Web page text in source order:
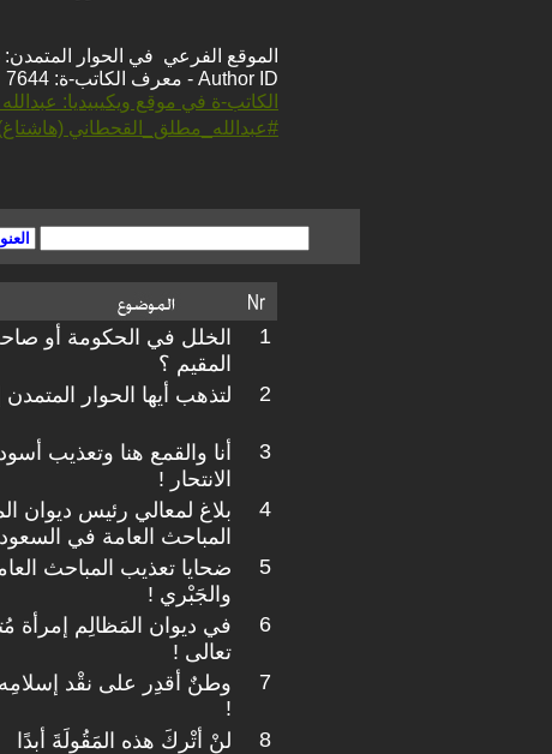
الموقع الفرعي في الحوار المتمدن: https://www.ahewar.org/m.asp?i=7644
Author ID - معرف الكاتب-ة: 7644
الكاتب-ة في موقع ويكيبيديا:
#عبدالله_مطلق_القحطاني
الخلل في الحكومة أو
المقيم ؟
1
لتذهب أيها الحوار 2
أنا والقمع هنا وتعذيب
الانتحار !
3
بلاغ لمعالي رئيس ديوان
المباحث العامة في
4
ضحايا تعذيب المباحث
والجَبْري !
5
في ديوان المَظالِم إمرأة
تعالى !
6
وطنٌ أقدِر على نقْد إسلامِه
!
7
لنْ أتْركَ هذه المَقُولَةَ أبدًا 8